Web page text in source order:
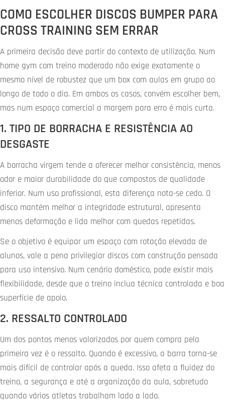
COMO ESCOLHER DISCOS BUMPER PARA
CROSS TRAINING SEM ERRAR
A primeira decisão deve partir do contexto de utilização. Num
home gym com treino moderado não exige exatamente o
mesmo nível de robustez que um box com aulas em grupo ao
longo de todo o dia. Em ambos os casos, convém escolher bem,
mas num espaço comercial a margem para erro é mais curta.
1. TIPO DE BORRACHA E RESISTÊNCIA AO
DESGASTE
A borracha virgem tende a oferecer melhor consistência, menos
odor e maior durabilidade do que compostos de qualidade
inferior. Num uso profissional, esta diferença nota-se cedo. O
disco mantém melhor a integridade estrutural, apresenta
menos deformação e lida melhor com quedas repetidas.
Se o objetivo é equipar um espaço com rotação elevada de
alunos, vale a pena privilegiar discos com construção pensada
para uso intensivo. Num cenário doméstico, pode existir mais
flexibilidade, desde que o treino inclua técnica controlada e boa
superfície de apoio.
2. RESSALTO CONTROLADO
Um dos pontos menos valorizados por quem compra pela
primeira vez é o ressalto. Quando é excessivo, a barra torna-se
mais difícil de controlar após a queda. Isso afeta a fluidez do
treino, a segurança e até a organização da aula, sobretudo
quando vários atletas trabalham lado a lado.